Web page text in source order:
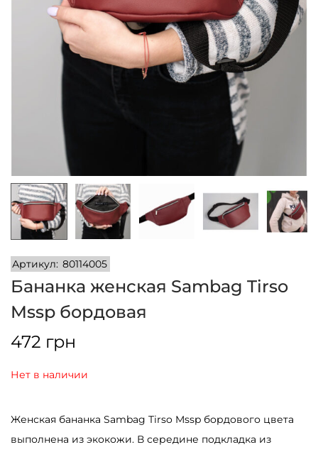
и
и
м
о
м
у
Артикул: 80114005
Бананка женская Sambag Tirso
Mssp бордовая
472 грн
Нет в наличии
Женская бананка Sambag Tirso Mssp бордового цвета
выполнена из экокожи. В середине подкладка из